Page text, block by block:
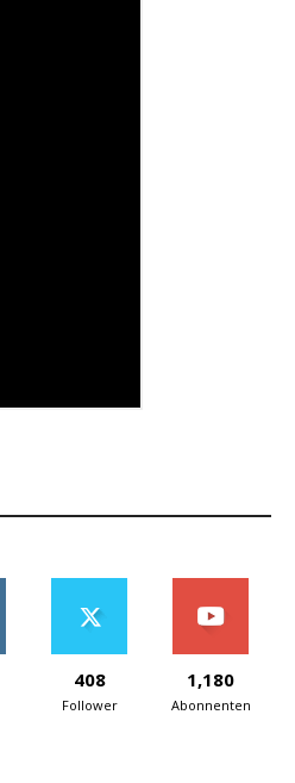
408
Follower
1,180
Abonnenten